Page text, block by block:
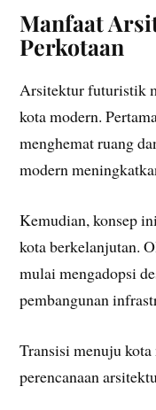
Manfaat
Perkotaan
Arsitektur futuristik
kota modern.
menghemat ruang
modern
Kemudian, konsep
kota berkelanjutan.
mulai mengadopsi
pembangunan
Transisi menuju
perencanaan